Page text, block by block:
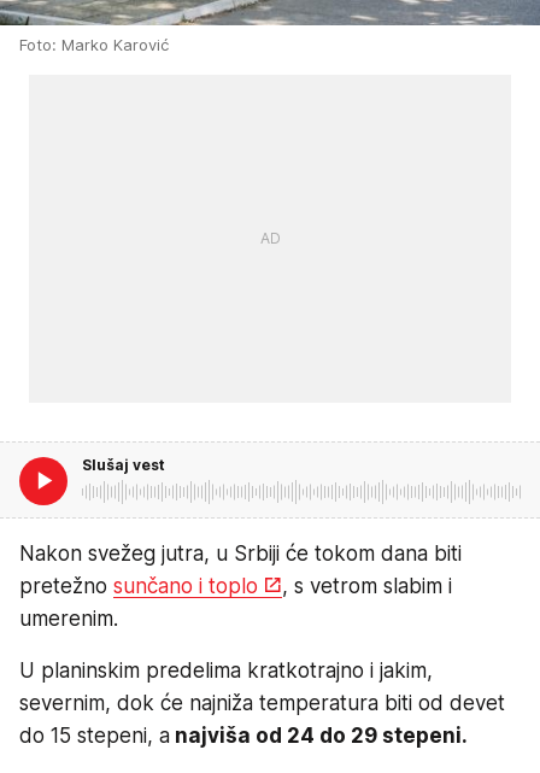
Foto: Marko Karović
Slušaj vest
Nakon svežeg jutra, u Srbiji će tokom dana biti
pretežno sunčano i toplo
, s vetrom slabim i
umerenim.
U planinskim predelima kratkotrajno i jakim,
severnim, dok će najniža temperatura biti od devet
do 15 stepeni, a najviša od 24 do 29 stepeni.